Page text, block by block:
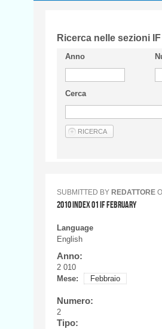
Ricerca nelle sezioni IF
Anno
Cerca
SUBMITTED BY REDATTORE
2010 INDEX 01 IF FEBRUARY
Language
English
Anno:
2 010
Mese:
Febbraio
Numero:
2
Tipo: